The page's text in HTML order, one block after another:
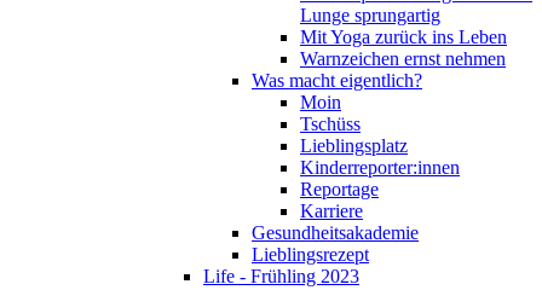
Lunge sprungartig
Mit Yoga zurück ins Leben
Warnzeichen ernst nehmen
Was macht eigentlich?
Moin
Tschüss
Lieblingsplatz
Kinderreporter:innen
Reportage
Karriere
Gesundheitsakademie
Lieblingsrezept
Life - Frühling 2023